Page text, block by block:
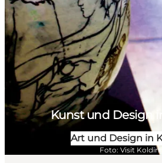
Kunst und Design
Art und Design in
Foto: Visit Kolding